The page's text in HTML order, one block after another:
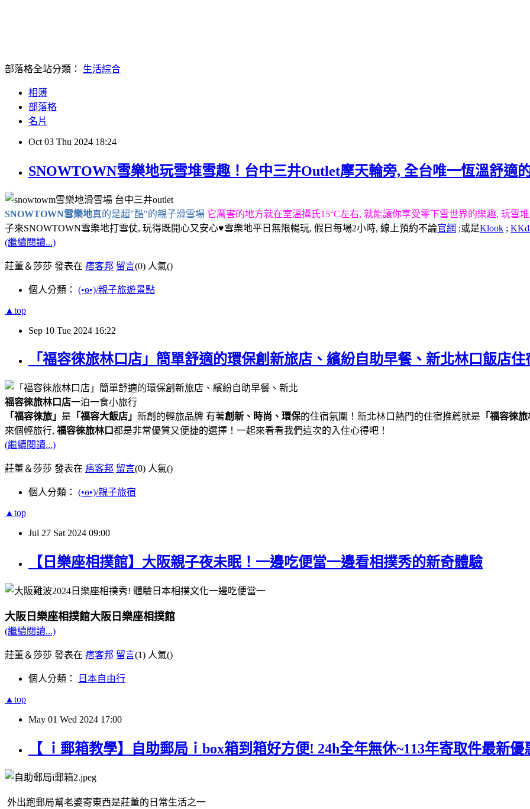
部落格全站分類： 生活綜合
相簿
部落格
名片
Oct 03 Thu 2024 18:24
SNOWTOWN雪樂地玩雪堆雪趣！台中三井Outlet摩天輪旁, 全台唯一恆溫舒適
SNOWTOWN雪樂地真的是超"酷"的親子滑雪場 它厲害的地方就在室溫攝氏15°C左右, 就能讓你享受零下雪世界的樂趣, 玩雪
子來SNOWTOWN雪樂地打雪仗, 玩得既開心又安心♥雪樂地平日無限暢玩, 假日每場2小時, 線上預約不論官網 ;或是Klook ;
(繼續閱讀...)
莊董＆莎莎 發表在 痞客邦 留言(0) 人氣()
個人分類： (•ө•)/親子旅遊景點
▲top
Sep 10 Tue 2024 16:22
「福容徠旅林口店」簡單舒適的環保創新旅店、繽紛自助早餐、新北林口飯店
福容徠旅林口店一泊一食小旅行
「福容徠旅」 是 「福容大飯店」 新創的輕旅品牌 有著創新、時尚、環保的住宿氛圍！新北林口熱門的住宿推薦就是 「福容徠旅
來個輕旅行, 福容徠旅林口都是非常優質又便捷的選擇！一起來看看我們這次的入住心得吧！
(繼續閱讀...)
莊董＆莎莎 發表在 痞客邦 留言(0) 人氣()
個人分類： (•ө•)/親子旅宿
▲top
Jul 27 Sat 2024 09:00
【日樂座相撲館】大阪親子夜未眠！一邊吃便當一邊看相撲秀的新奇體驗
大阪日樂座相撲館大阪日樂座相撲館
(繼續閱讀...)
莊董＆莎莎 發表在 痞客邦 留言(1) 人氣()
個人分類： 日本自由行
▲top
May 01 Wed 2024 17:00
【 ｉ郵箱教學】自助郵局ｉbox箱到箱好方便! 24h全年無休~113年寄取件最新優
外出跑郵局幫老婆寄東西是莊董的日常生活之一